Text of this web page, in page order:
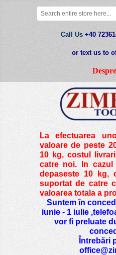
Call Us +40
or text us to
La efectuarea
valoare de peste
10 kg, costul
catre noi. In
depaseste 10 kg,
suportat de catre
valoarea totala a
Suntem în
iunie - 1 iulie
vor fi preluate
Întrebări